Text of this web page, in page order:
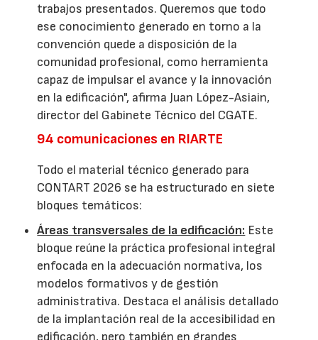
trabajos presentados. Queremos que todo
ese conocimiento generado en torno a la
convención quede a disposición de la
comunidad profesional, como herramienta
capaz de impulsar el avance y la innovación
en la edificación", afirma Juan López-Asiain,
director del Gabinete Técnico del CGATE.
94 comunicaciones en RIARTE
Todo el material técnico generado para
CONTART 2026 se ha estructurado en siete
bloques temáticos:
Áreas transversales de la edificación: Este
bloque reúne la práctica profesional integral
enfocada en la adecuación normativa, los
modelos formativos y de gestión
administrativa. Destaca el análisis detallado
de la implantación real de la accesibilidad en
edificación, pero también en grandes